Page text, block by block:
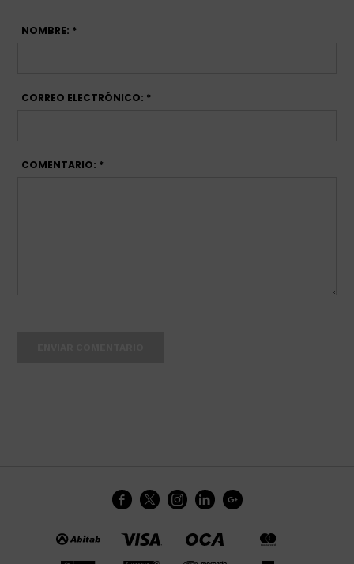
NOMBRE: *
CORREO ELECTRÓNICO: *
COMENTARIO: *
    